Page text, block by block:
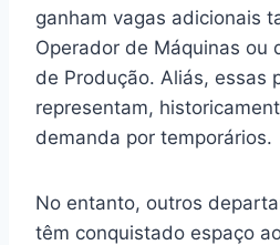
ganham vagas adicionais
Operador de Máquinas ou
de Produção. Aliás, essas
representam,
demanda por temporários.
No entanto, outros
têm conquistado espaço